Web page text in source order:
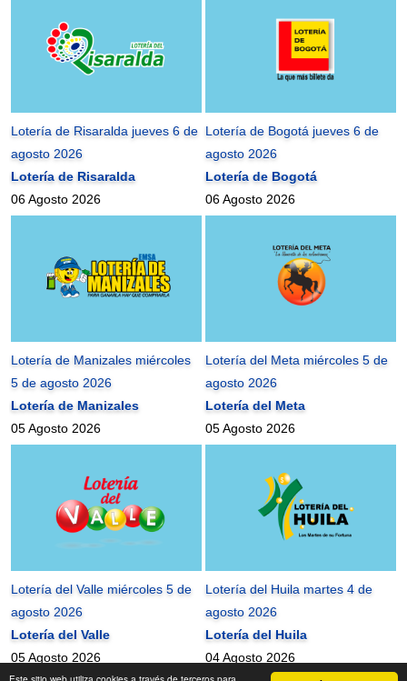
Lotería de Risaralda jueves 6 de
agosto 2026
Lotería de Risaralda
06 Agosto 2026
Lotería de Bogotá jueves 6 de
agosto 2026
Lotería de Bogotá
06 Agosto 2026
Lotería de Manizales miércoles
5 de agosto 2026
Lotería de Manizales
05 Agosto 2026
Lotería del Meta miércoles 5 de
agosto 2026
Lotería del Meta
05 Agosto 2026
Lotería del Valle miércoles 5 de
agosto 2026
Lotería del Valle
05 Agosto 2026
Lotería del Huila martes 4 de
agosto 2026
Lotería del Huila
04 Agosto 2026